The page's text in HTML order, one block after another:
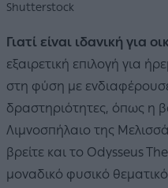
Shutterstock
Γιατί είναι ιδανική για
εξαιρετική επιλογή για
στη φύση με
δραστηριότητες, όπως η
Λιμνοσπήλαιο της
βρείτε και το Odysseus
μοναδικό φυσικό